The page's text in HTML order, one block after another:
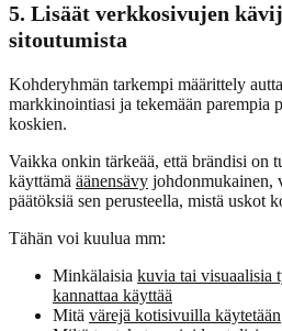
5. Lisäät verkkosivujen
sitoutumista
Kohderyhmän tarkempi määrittely
markkinointiasi ja tekemään parempia
koskien.
Vaikka onkin tärkeää, että brändisi on
käyttämä äänensävy johdonmukainen,
päätöksiä sen perusteella, mistä uskot
Tähän voi kuulua mm:
Minkälaisia kuvia tai visuaalisia
kannattaa käyttää
Mitä värejä kotisivuilla käytetään